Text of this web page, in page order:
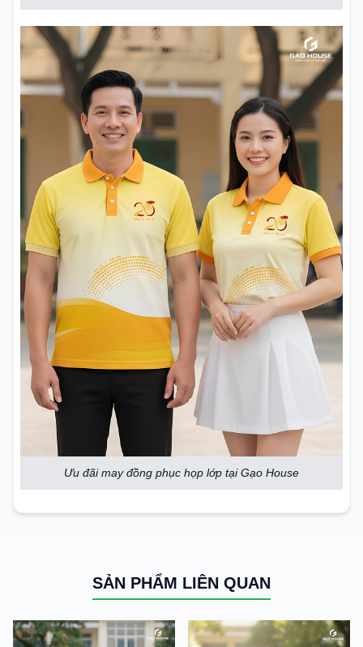
Ưu đãi may đồng phục họp lớp tại Gạo House
SẢN PHẨM LIÊN QUAN